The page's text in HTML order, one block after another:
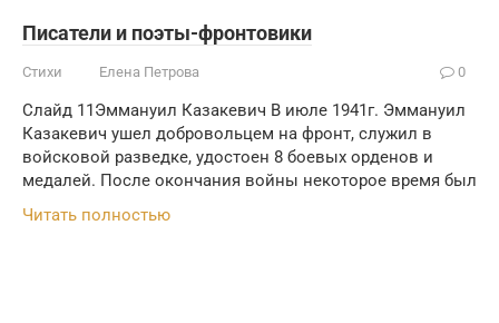
Писатели и поэты-фронтовики
Стихи Елена Петрова 0
Слайд 11Эммануил Казакевич В июле 1941г. Эммануил
Казакевич ушел добровольцем на фронт, служил в
войсковой разведке, удостоен 8 боевых орденов и
медалей. После окончания войны некоторое время был
Читать полностью